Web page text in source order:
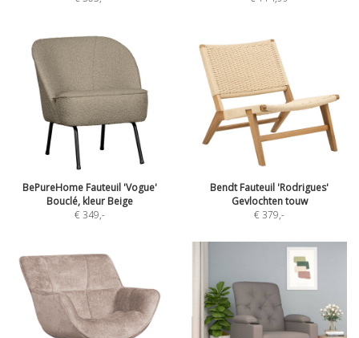
BePureHome Fauteuil 'Vogue'
Bouclé, kleur Beige
€ 349,-
Bendt Fauteuil 'Rodrigues'
Gevlochten touw
€ 379,-